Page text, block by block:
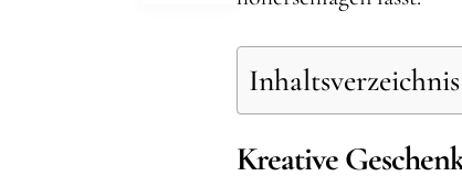
Inhaltsverzeichnis
Kreative